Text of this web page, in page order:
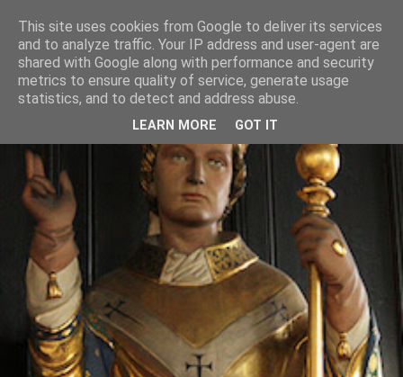
This site uses cookies from Google to deliver its services
and to analyze traffic. Your IP address and user-agent are
shared with Google along with performance and security
metrics to ensure quality of service, generate usage
statistics, and to detect and address abuse.
LEARN MORE GOT IT